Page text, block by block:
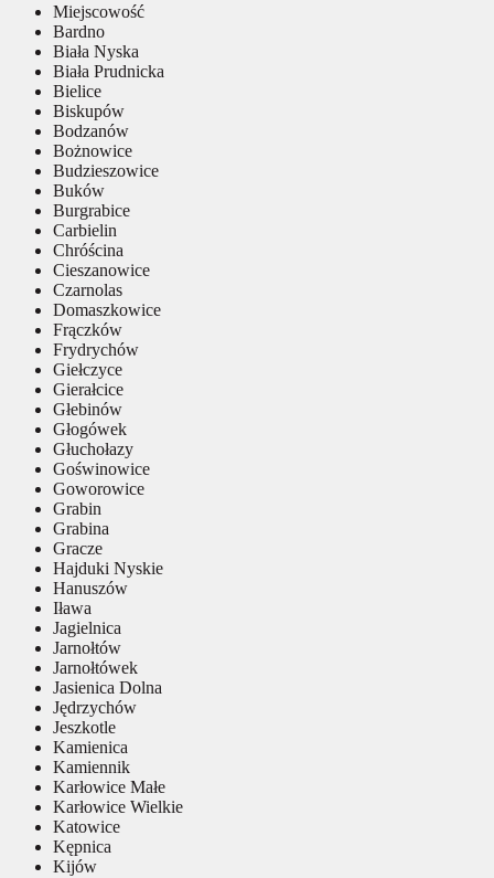
Miejscowość
Bardno
Biała Nyska
Biała Prudnicka
Bielice
Biskupów
Bodzanów
Bożnowice
Budzieszowice
Buków
Burgrabice
Carbielin
Chróścina
Cieszanowice
Czarnolas
Domaszkowice
Frączków
Frydrychów
Giełczyce
Gierałcice
Głebinów
Głogówek
Głuchołazy
Goświnowice
Goworowice
Grabin
Grabina
Gracze
Hajduki Nyskie
Hanuszów
Iława
Jagielnica
Jarnołtów
Jarnołtówek
Jasienica Dolna
Jędrzychów
Jeszkotle
Kamienica
Kamiennik
Karłowice Małe
Karłowice Wielkie
Katowice
Kępnica
Kijów